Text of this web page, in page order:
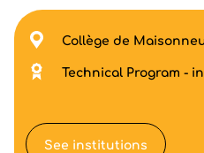
Collège de
Technical Program -
See institutions